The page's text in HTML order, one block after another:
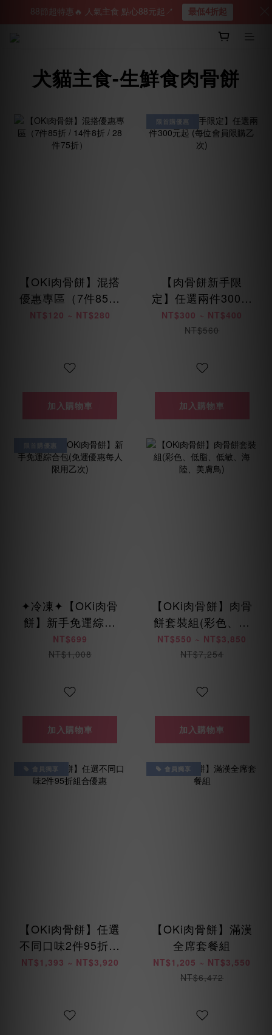
犬貓主食-生鮮食肉骨餅
【OKi肉骨餅】混搭
優惠專區（7件85折
/ 14件8折 / 28件75
NT$120 ~ NT$280
加入購物車
限首購優惠
【肉骨餅新手限
定】任選兩件300元
起 (每位會員限購乙
次)
NT$300 ~ NT$400
NT$560
加入購物車
限首購優惠
✦冷凍✦【OKi肉骨
餅】新手免運綜合
包(免運優惠每人限
用乙次)
NT$699
NT$1,008
加入購物車
【OKi肉骨餅】肉骨
餅套裝組(彩色、低
脂、低敏、海陸、
美膚鳥)
NT$550 ~ NT$3,850
NT$7,254
加入購物車
會員獨享
【OKi肉骨餅】任選
不同口味2件95折組
合優惠
NT$1,393 ~ NT$3,920
會員獨享
【OKi肉骨餅】滿漢
全席套餐組
NT$1,205 ~ NT$3,550
NT$6,472
88節超特惠🔥 人氣主食 點心88元起↗︎ 最低4折起